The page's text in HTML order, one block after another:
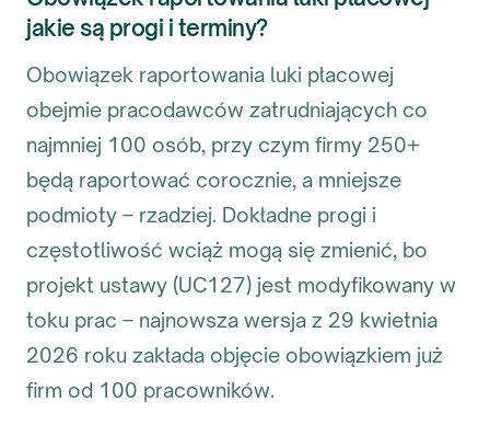
jakie są progi i terminy?
Obowiązek raportowania luki płacowej
obejmie pracodawców zatrudniających co
najmniej 100 osób, przy czym firmy 250+
będą raportować corocznie, a mniejsze
podmioty – rzadziej. Dokładne progi i
częstotliwość wciąż mogą się zmienić, bo
projekt ustawy (UC127) jest modyfikowany w
toku prac – najnowsza wersja z 29 kwietnia
2026 roku zakłada objęcie obowiązkiem już
firm od 100 pracowników.